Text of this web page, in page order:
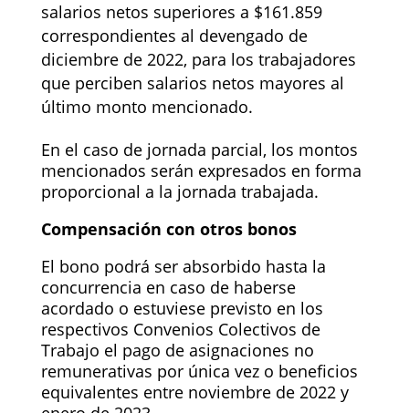
salarios netos superiores a $161.859
correspondientes al devengado de
diciembre de 2022, para los trabajadores
que perciben salarios netos mayores al
último monto mencionado.
En el caso de jornada parcial, los montos
mencionados serán expresados en forma
proporcional a la jornada trabajada.
Compensación con otros bonos
El bono podrá ser absorbido hasta la
concurrencia en caso de haberse
acordado o estuviese previsto en los
respectivos Convenios Colectivos de
Trabajo el pago de asignaciones no
remunerativas por única vez o beneficios
equivalentes entre noviembre de 2022 y